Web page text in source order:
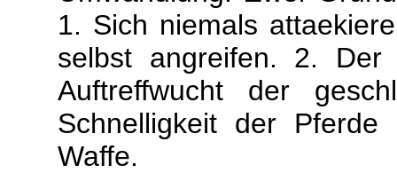
1. Sich niemals
selbst angreifen. 2.
Auftreffwucht der
Schnelligkeit der
Waffe.